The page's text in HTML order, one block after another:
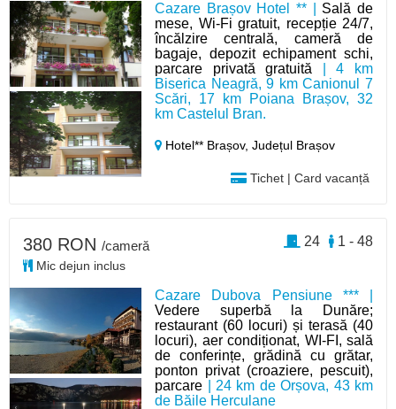
Cazare Brașov Hotel ** | Sală de
mese, Wi-Fi gratuit, recepție 24/7,
încălzire centrală, cameră de
bagaje, depozit echipament schi,
parcare privată gratuită | 4 km
Biserica Neagră, 9 km Canionul 7
Scări, 17 km Poiana Brașov, 32
km Castelul Bran.
Hotel** Brașov,Județul Brașov
Tichet | Card vacanță
Cazare Dubova Pensiune *** |
Vedere superbă la Dunăre;
restaurant (60 locuri) și terasă (40
locuri), aer condiționat, WI-FI, sală
de conferințe, grădină cu grătar,
ponton privat (croaziere, pescuit),
parcare | 24 km de Orșova, 43 km
de Băile Herculane
380 RON /cameră
Mic dejun inclus
1 - 48
24